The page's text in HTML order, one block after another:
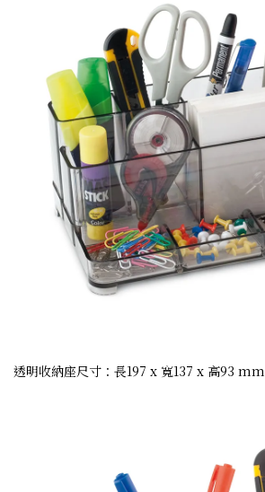
透明收納座尺寸：長197 x 寬137 x 高93 mm